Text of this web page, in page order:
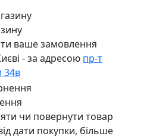
ваше замовлення
- за адресою пр-т
34в
чи повернути товар
дати покупки, більше